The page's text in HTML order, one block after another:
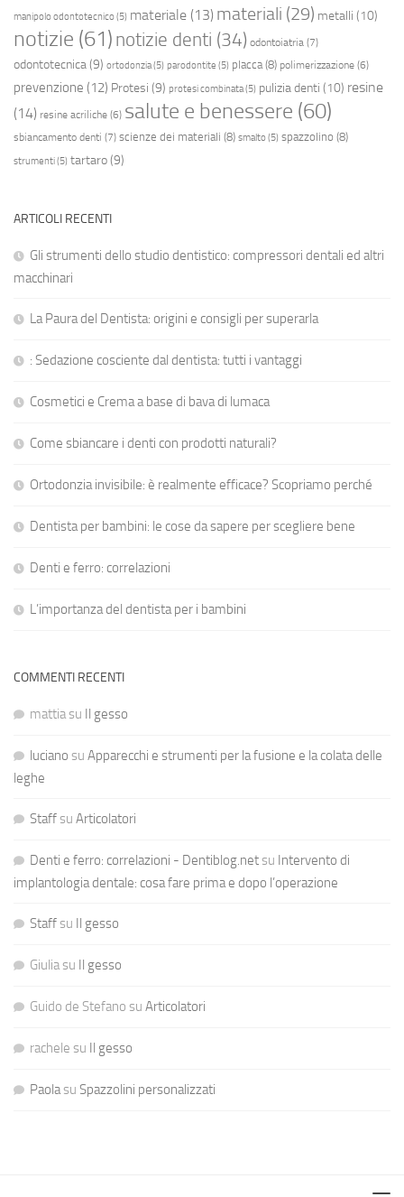
manipolo odontotecnico(5) materiale (13) materiali (29) metalli (10)
notizie (61) notizie denti (34) odontoiatria (7)
odontotecnica (9) ortodonzia(5) parodontite (5) placca(8) polimerizzazione (6)
prevenzione (12) Protesi (9) protesi combinata(5) pulizia denti (10) resine
(14) resine acriliche (6) salute e benessere (60)
sbiancamento denti (7) scienze dei materiali (8) smalto(5) spazzolino (8)
strumenti(5) tartaro(9)
ARTICOLI RECENTI
Gli strumenti dello studio dentistico: compressori dentali ed altri
macchinari
La Paura del Dentista: origini e consigli per superarla
: Sedazione cosciente dal dentista: tutti i vantaggi
Cosmetici e Crema a base di bava di lumaca
Come sbiancare i denti con prodotti naturali?
Ortodonzia invisibile: è realmente efficace? Scopriamo perché
Dentista per bambini: le cose da sapere per scegliere bene
Denti e ferro: correlazioni
L’importanza del dentista per i bambini
COMMENTI RECENTI
mattiasu Il gesso
luciano su Apparecchi e strumenti per la fusione e la colata delle
leghe
Staffsu Articolatori
Denti e ferro: correlazioni - Dentiblog.netsu Intervento di
implantologia dentale: cosa fare prima e dopo l’operazione
Staffsu Il gesso
Giuliasu Il gesso
Guido de Stefano su Articolatori
rachele su Il gesso
Paolasu Spazzolini personalizzati